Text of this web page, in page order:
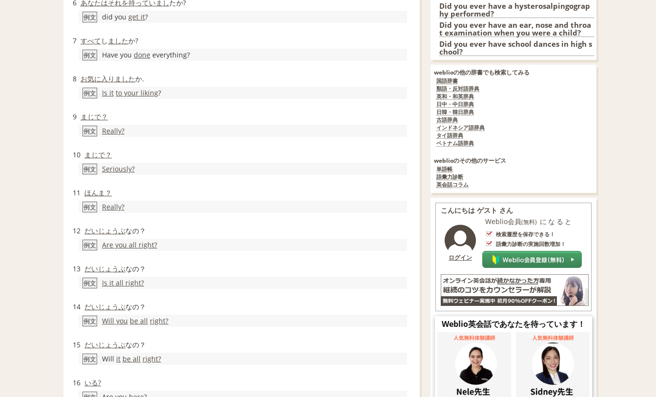
6 あなたはそれを持っていましたか?
例文 did you get it?
7 すべて し ましたか?
例文 Have you done everything?
8 お気に入り ましたか.
例文 Is it to your liking?
9 まじで？
例文 Really?
10 まじで？
例文 Seriously?
11 ほんま？
例文 Really?
12 だいじょうぶなの？
例文 Are you all right?
13 だいじょうぶなの？
例文 Is it all right?
14 だいじょうぶなの？
例文 Will you be all right?
15 だいじょうぶなの？
例文 Will it be all right?
16 いる?
Did you ever have a hysterosalpingograp
hy performed?
Did you ever have an ear, nose and throa
t examination when you were a child?
Did you ever have school dances in high s
chool?
weblioの他の辞書でも検索してみる
国語辞書
類語・反対語辞典
英和・和英辞典
日中・中日辞典
日韓・韓日辞典
古語辞典
インドネシア語辞典
タイ語辞典
ベトナム語辞典
weblioのその他のサービス
単語帳
語彙力診断
英会話コラム
こんにちは ゲスト さん
ログイン
Weblio会員(無料) になると
検索履歴を保存できる！
語彙力診断の実施回数増加！
Weblio英会話であなたを待っています！